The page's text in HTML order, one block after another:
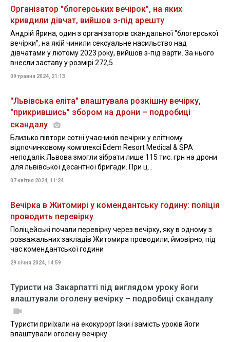
Організатор "блогерських вечірок", на яких
кривдили дівчат, вийшов з-під арешту
Андрій Ярина, один з організаторів скандальної "блогерської
вечірки", на якій чинили сексуальне насильство над
дівчатами у лютому 2023 року, вийшов з-під варти. За нього
внесли заставу у розмірі 272,5...
09 травня 2024, 21:13
"Львівська еліта" влаштувала розкішну вечірку,
"прикрившись" збором на дрони – подробиці
скандалу
Близько півтори сотні учасників вечірки у елітному
відпочинковому комплексі Edem Resort Medical & SPA
неподалік Львова змогли зібрати лише 115 тис. грн на дрони
для львівської десантної бригади. При ц...
07 квітня 2024, 11:24
Вечірка в Житомирі у комендантську годину: поліція
проводить перевірку
Поліцейські почали перевірку через вечірку, яку в одному з
розважальних закладів Житомира проводили, ймовірно, під
час комендантської години
29 січня 2024, 14:59
Туристи на Закарпатті під виглядом уроку йоги
влаштували оголену вечірку – подробиці скандалу
Туристи приїхали на екокурорт Ізки і замість уроків йоги
влаштували оголену вечірку